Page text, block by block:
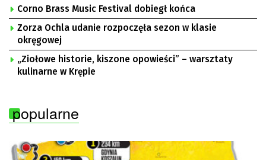
Corno Brass Music Festival dobiegł końca
Zorza Ochla udanie rozpoczęła sezon w klasie
okręgowej
„Ziołowe historie, kiszone opowieści” – warsztaty
kulinarne w Krępie
popularne